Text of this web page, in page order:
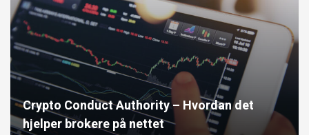
Crypto Conduct Authority – Hvordan det
hjelper brokere på nettet